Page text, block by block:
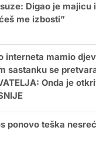
Digao je majicu
me izbosti”
interneta mamio
sastanku se
Onda je
ponovo teška